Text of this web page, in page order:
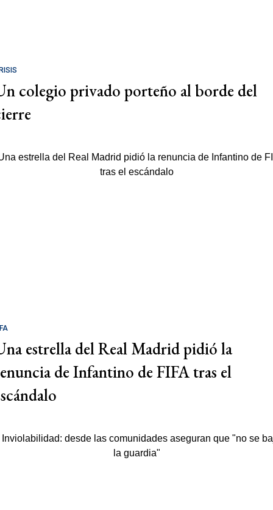
colegio privado porteño al borde del
estrella del Real Madrid pidió la
de Infantino de FIFA tras el